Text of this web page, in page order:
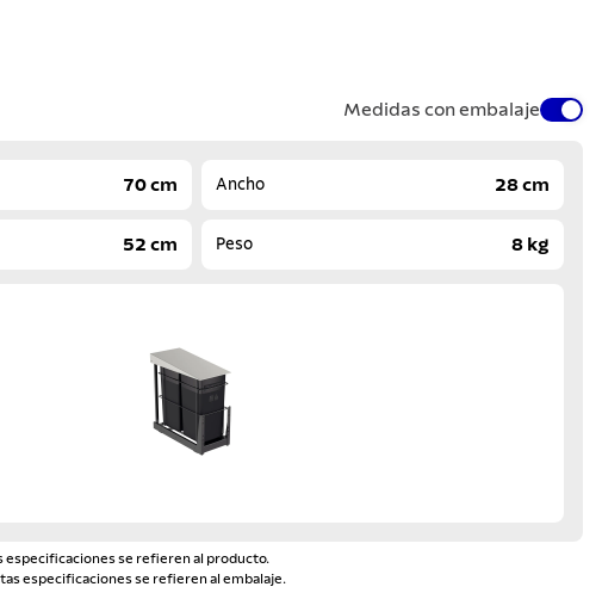
Medidas con embalaje
70 cm Ancho 28 cm
52 cm Peso 8 kg
especificaciones se refieren al producto.
especificaciones se refieren al embalaje.